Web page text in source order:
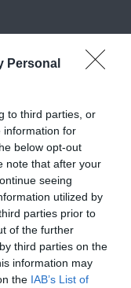
Personal
to third parties, or
information for
below opt-out
note that after your
seeing
utilized by
parties prior to
of the further
third parties on the
information may
the IAB’s List of
From A Drop Of